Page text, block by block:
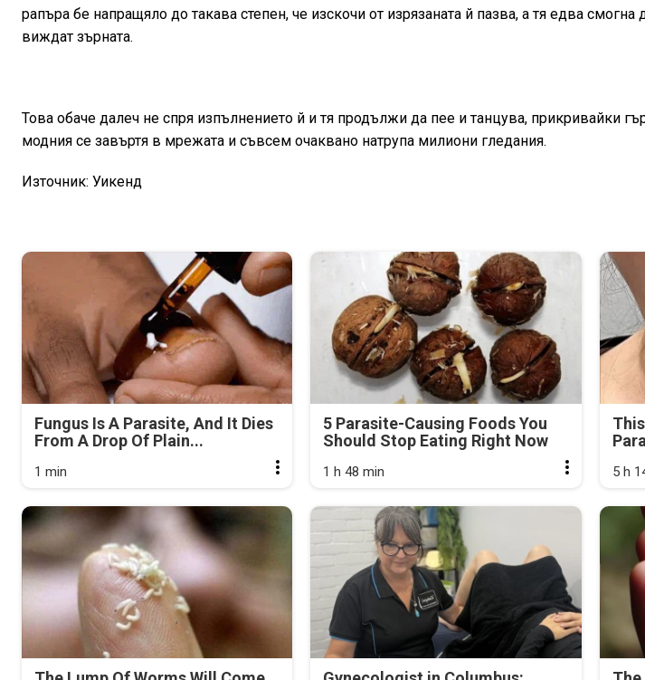
рапъра бе напращяло до такава степен, че изскочи от изрязаната й пазва, а тя едва смогна
виждат зърната.
Това обаче далеч не спря изпълнението й и тя продължи да пее и танцува, прикривайки
модния се завъртя в мрежата и съвсем очаквано натрупа милиони гледания.
Източник: Уикенд
Fungus Is A Parasite, And It Dies
From A Drop Of Plain...
1 min
5 Parasite-Causing Foods You
Should Stop Eating Right Now
1 h 48 min 5 h